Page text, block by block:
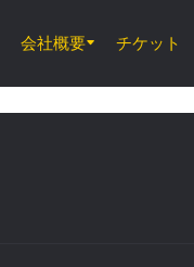
会社概要 チケット